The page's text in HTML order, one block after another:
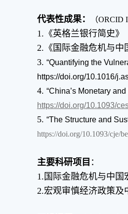
代表性成果： （ORCID
1.《英格兰银行简史》
2.《国际金融危机与中
3. “Quantifying the
https://doi.org/10.1016/
4. “China’s Monetary
https://doi.org/10.1093/
5. “The Structure and
https://doi.org/10.1093/cje/
主要科研项目 ：
1.国际金融危机与中国
2.宏观审慎经济政策及